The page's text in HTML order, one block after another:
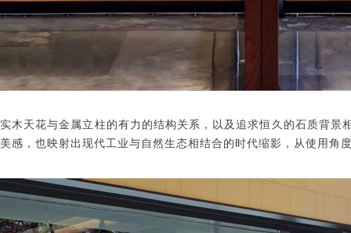
实木天花与金属立柱的有力的结构关系，以及追求恒久的石质背景
美感，也映射出现代工业与自然生态相结合的时代缩影，从使用角